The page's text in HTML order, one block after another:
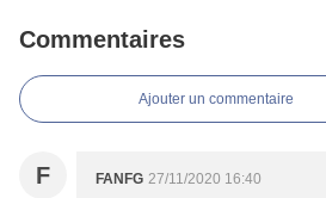
Commentaires
Ajouter un commentaire
F FANFG 27/11/2020 16:40